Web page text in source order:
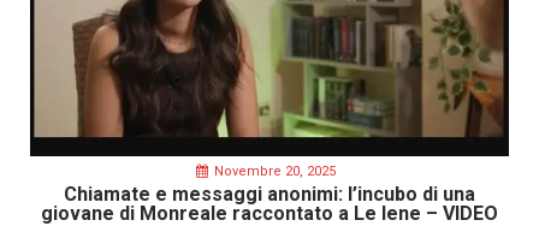
Novembre 20, 2025
Chiamate e messaggi anonimi: l’incubo di una
giovane di Monreale raccontato a Le Iene – VIDEO